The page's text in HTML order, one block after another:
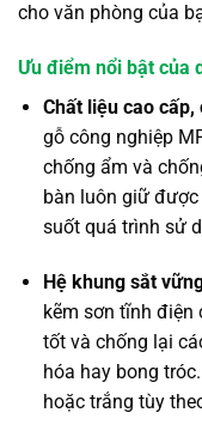
cho văn phòng của
Ưu điểm nổi bật của
Chất liệu cao
gỗ công nghiệp
chống ẩm và
bàn luôn giữ được
suốt quá trình sử
Hệ khung sắt
kẽm sơn tĩnh điện
tốt và chống lại
hóa hay bong
hoặc trắng tùy